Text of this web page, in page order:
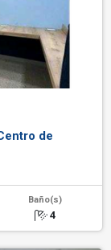
de
Baño(s)
4